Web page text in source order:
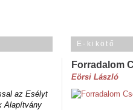
az Esélyt
Alapítvány
E-kikötő
Forradalom
Eörsi László